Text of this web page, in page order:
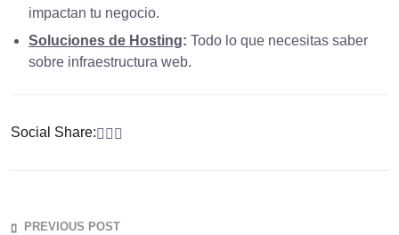
impactan tu negocio.
Soluciones de Hosting: Todo lo que necesitas saber
sobre infraestructura web.
Social Share:
PREVIOUS POST